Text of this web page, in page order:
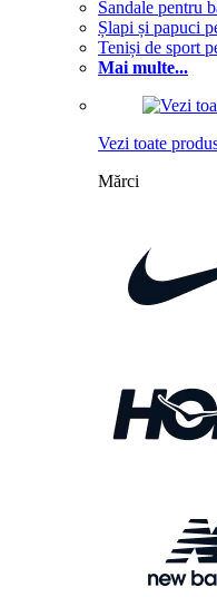
Sandale pentru
Șlapi și papuci
Teniși de sport
Mai multe...
Vezi toate
Mărci